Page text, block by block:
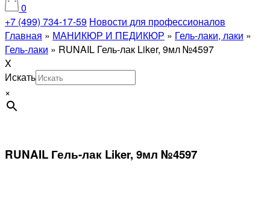
0
+7 (499) 734-17-59 Новости для профессионалов
Главная » МАНИКЮР И ПЕДИКЮР » Гель-лаки, лаки »
Гель-лаки » RUNAIL Гель-лак Liker, 9мл №4597
X
Искать
×
RUNAIL Гель-лак Liker, 9мл №4597